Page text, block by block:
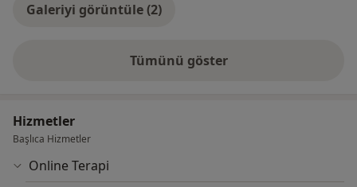
Galeriyi görüntüle (2)
Tümünü gösterdeneyim hakkında
Hizmetler
Başlıca Hizmetler
Online Terapi